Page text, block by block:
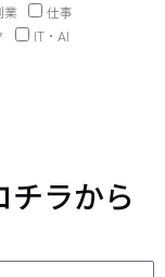
業
仕事
IT・AI
チラから